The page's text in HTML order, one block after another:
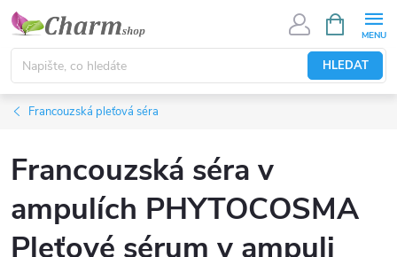
Přejít
obsah
HLEDAT
NÁKUPNÍ
KOŠÍK
Francouzská pleťová séra
Francouzská séra v
ampulích PHYTOCOSMA
Pleťové sérum v ampuli